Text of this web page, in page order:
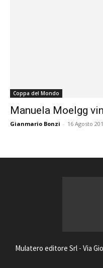
Coppa del Mondo
Manuela Moelgg
Gianmario Bonzi - 16 Agosto
Mulatero editore Srl - Via